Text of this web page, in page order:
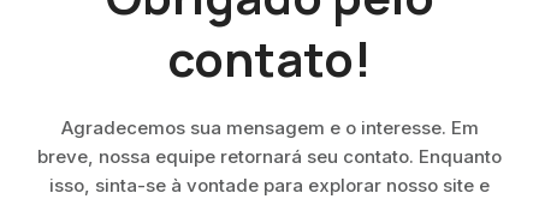
contato!
Agradecemos sua mensagem e o interesse. Em
breve, nossa equipe retornará seu contato. Enquanto
isso, sinta-se à vontade para explorar nosso site e